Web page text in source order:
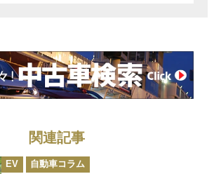
関連記事
カ
テEV 自動車コラム